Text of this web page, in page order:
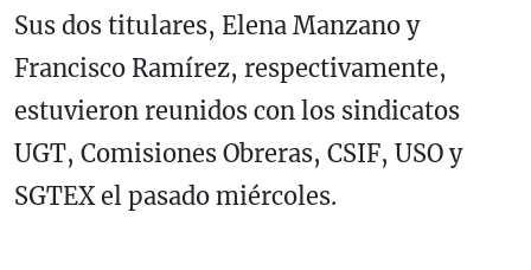
Sus dos titulares, Elena Manzano y
Francisco Ramírez, respectivamente,
estuvieron reunidos con los sindicatos
UGT, Comisiones Obreras, CSIF, USO y
SGTEX el pasado miércoles.